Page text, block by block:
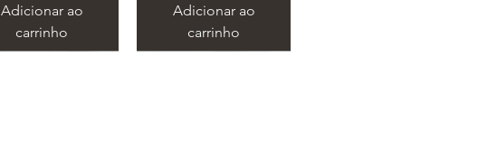
Adicionar ao
carrinho
Adicionar ao
carrinho